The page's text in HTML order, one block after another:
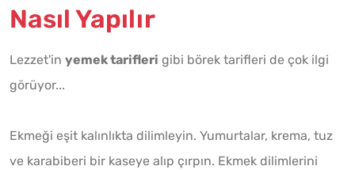
Nasıl Yapılır
Lezzet'in yemek tarifleri gibi börek tarifleri de çok ilgi
görüyor...
Ekmeği eşit kalınlıkta dilimleyin. Yumurtalar, krema, tuz
ve karabiberi bir kaseye alıp çırpın. Ekmek dilimlerini